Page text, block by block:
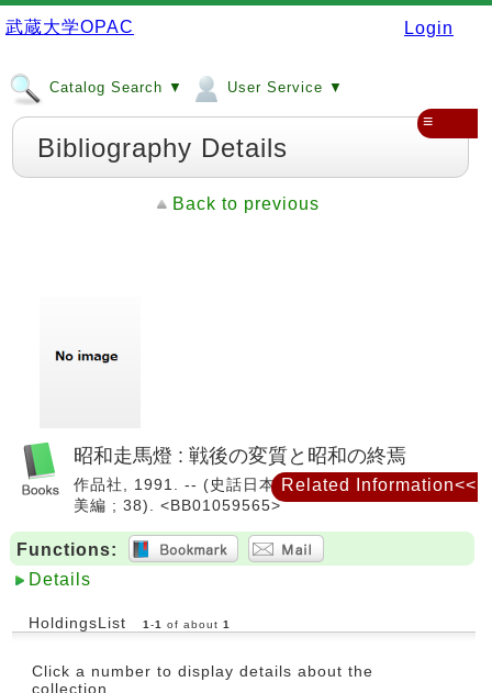
武蔵大学OPAC Login
Catalog Search ▼ User Service ▼
≡
Bibliography Details
Back to previous
昭和走馬燈 : 戦後の変質と昭和の終焉
作品社, 1991. -- (史話日本の歴史 / 清原康正, 鈴木貞
美編 ; 38). <BB01059565>
Functions:
Details
HoldingsList 1 -1 of about 1
Click a number to display details about the
collection.
Related Information<<